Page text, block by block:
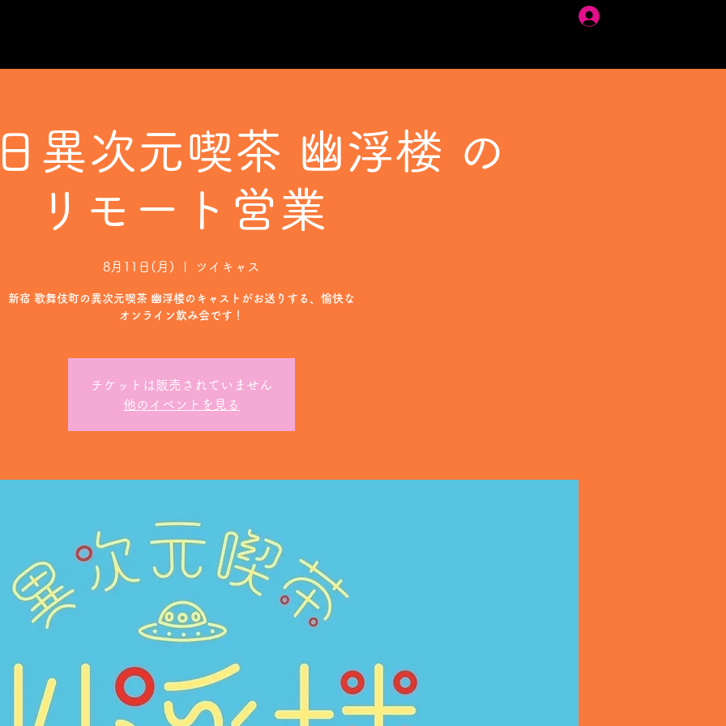
異次元喫茶 幽浮楼 の
リモート営業
8月11日(月) ツイキャス
新宿 歌舞伎町の異次元喫茶 幽浮楼のキャストがお送りする、愉快な
オンライン飲み会です！
チケットは販売されていません
他のイベントを見る